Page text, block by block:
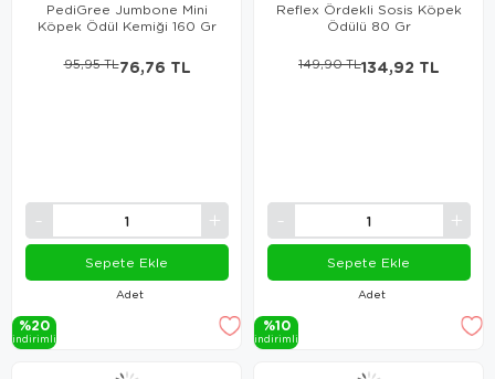
PediGree Jumbone Mini
Köpek Ödül Kemiği 160 Gr
Adet
76,76 TL
95,95 TL
Sepete Ekle
%20
i̇ndi̇ri̇mli̇
Reflex Ördekli Sosis Köpek
Ödülü 80 Gr
Adet
134,92 TL
149,90 TL
Sepete Ekle
%10
i̇ndi̇ri̇mli̇